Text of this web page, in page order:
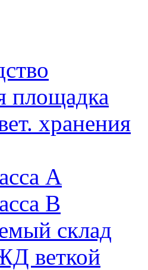
площадка
хранения
A
B
склад
веткой